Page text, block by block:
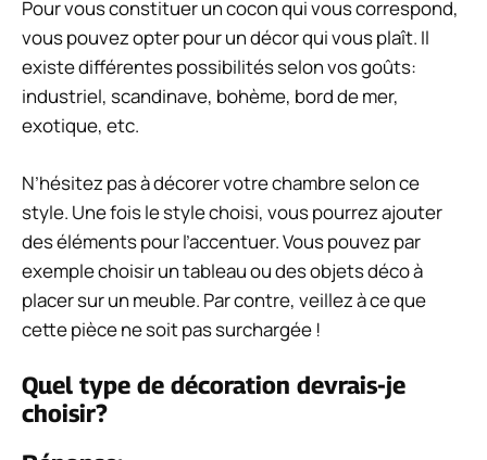
Pour vous constituer un cocon qui vous correspond,
vous pouvez opter pour un décor qui vous plaît. Il
existe différentes possibilités selon vos goûts:
industriel, scandinave, bohème, bord de mer,
exotique, etc.
N’hésitez pas à décorer votre chambre selon ce
style. Une fois le style choisi, vous pourrez ajouter
des éléments pour l’accentuer. Vous pouvez par
exemple choisir un tableau ou des objets déco à
placer sur un meuble. Par contre, veillez à ce que
cette pièce ne soit pas surchargée !
Quel type de décoration devrais-je
choisir?